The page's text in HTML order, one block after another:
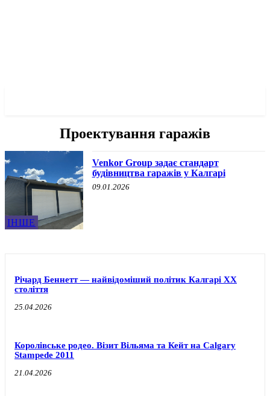
Проектування гаражів
ІНШЕ
Venkor Group задає стандарт
будівництва гаражів у Калгарі
09.01.2026
Річард Беннетт — найвідоміший політик Калгарі XX
століття
25.04.2026
Королівське родео. Візит Вільяма та Кейт на Calgary
Stampede 2011
21.04.2026